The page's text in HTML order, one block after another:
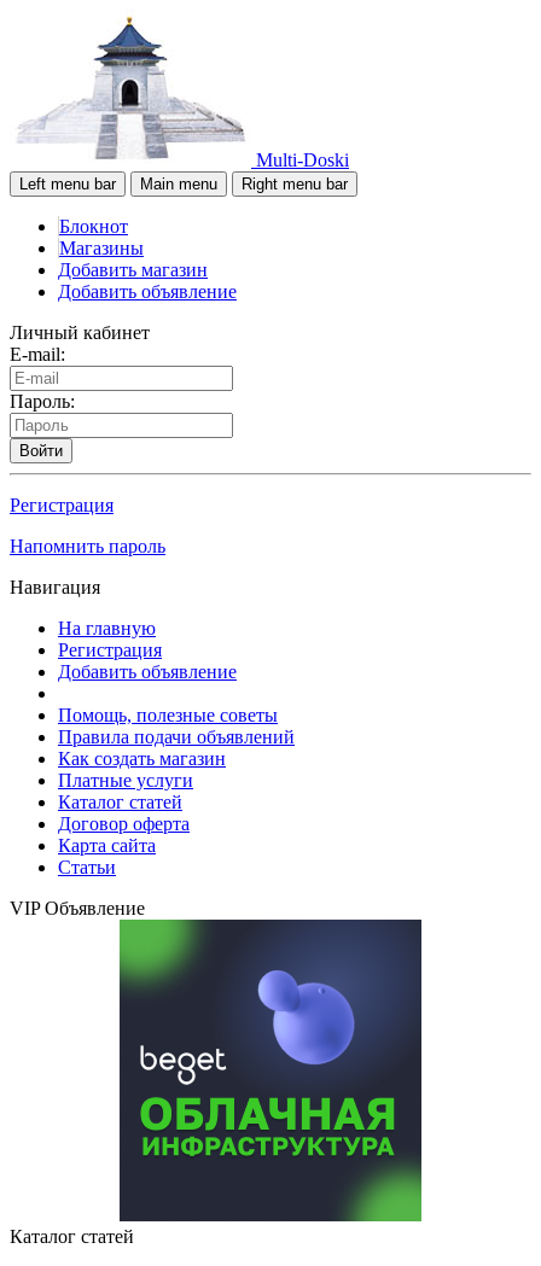
Multi-Doski
Left menu bar Main menu Right menu bar
Блокнот
Магазины
Добавить магазин
Добавить объявление
Личный кабинет
E-mail:
Пароль:
Войти
Регистрация
Напомнить пароль
Навигация
На главную
Регистрация
Добавить объявление
Помощь, полезные советы
Правила подачи объявлений
Как создать магазин
Платные услуги
Каталог статей
Договор оферта
Карта сайта
Статьи
VIP Объявление
Каталог статей